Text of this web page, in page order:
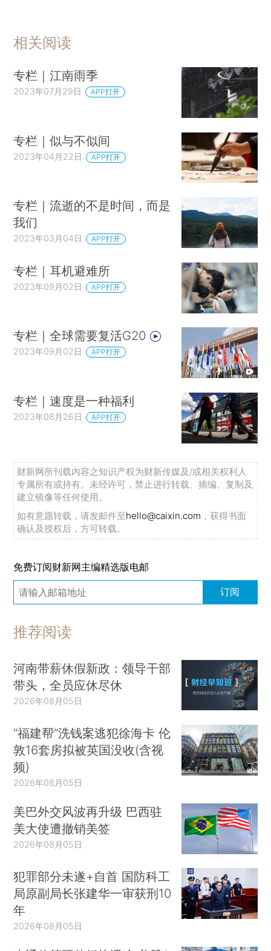
相关阅读
专栏｜江南雨季
2023年07月29日 APP打开
专栏｜似与不似间
2023年04月22日 APP打开
专栏｜流逝的不是时间，而是
我们
2023年03月04日 APP打开
专栏｜耳机避难所
2023年09月02日 APP打开
专栏｜全球需要复活G20
2023年09月02日 APP打开
专栏｜速度是一种福利
2023年08月26日 APP打开
财新网所刊载内容之知识产权为财新传媒及/或相关权利人
专属所有或持有。未经许可，禁止进行转载、摘编、复制及
建立镜像等任何使用。
如有意愿转载，请发邮件至hello@caixin.com ，获得书面
确认及授权后，方可转载。
免费订阅财新网主编精选版电邮
订阅
推荐阅读
河南带薪休假新政：领导干部
带头，全员应休尽休
2026年08月05日
“福建帮”洗钱案逃犯徐海卡 伦
敦16套房拟被英国没收(含视
频)
2026年08月05日
美巴外交风波再升级 巴西驻
美大使遭撤销美签
2026年08月05日
犯罪部分未遂+自首 国防科工
局原副局长张建华一审获刑10
年
2026年08月05日